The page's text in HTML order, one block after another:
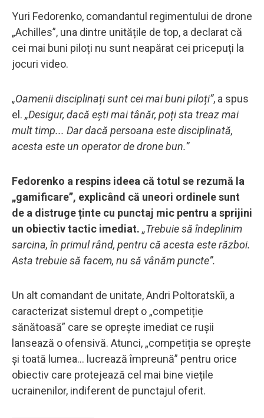
Yuri Fedorenko, comandantul regimentului de drone
„Achilles”, una dintre unitățile de top, a declarat că
cei mai buni piloți nu sunt neapărat cei pricepuți la
jocuri video.
„Oamenii disciplinați sunt cei mai buni piloți”, a spus
el. „Desigur, dacă ești mai tânăr, poți sta treaz mai
mult timp... Dar dacă persoana este disciplinată,
acesta este un operator de drone bun.”
Fedorenko a respins ideea că totul se rezumă la
„gamificare”, explicând că uneori ordinele sunt
de a distruge ținte cu punctaj mic pentru a sprijini
un obiectiv tactic imediat. „Trebuie să îndeplinim
sarcina, în primul rând, pentru că acesta este război.
Asta trebuie să facem, nu să vânăm puncte”.
Un alt comandant de unitate, Andri Poltoratskîi, a
caracterizat sistemul drept o „competiție
sănătoasă” care se oprește imediat ce rușii
lansează o ofensivă. Atunci, „competiția se oprește
și toată lumea... lucrează împreună” pentru orice
obiectiv care protejează cel mai bine viețile
ucrainenilor, indiferent de punctajul oferit.